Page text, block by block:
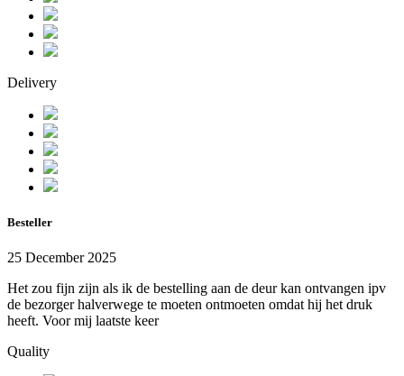
Delivery
Besteller
25 December 2025
Het zou fijn zijn als ik de bestelling aan de deur kan ontvangen ipv
de bezorger halverwege te moeten ontmoeten omdat hij het druk
heeft. Voor mij laatste keer
Quality